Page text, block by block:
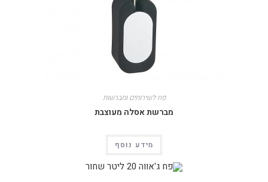
פח לשירותים ומברשות
מברשת אסלה מעוצבת
מידע נוסף